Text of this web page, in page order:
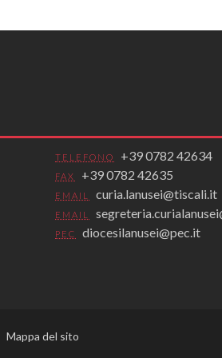
TELEFONO +39 0782 42634
FAX +39 0782 42635
EMAIL curia.lanusei@tiscali.it
EMAIL
PEC diocesilanusei@pec.it
Mappa del sito